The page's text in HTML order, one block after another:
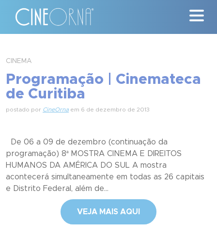
News
#ClássicosCineOrna
Nossa História
Contato
CINEMA
Programação | Cinemateca
de Curitiba
postado por CineOrna em 6 de dezembro de 2013
De 06 a 09 de dezembro (continuação da
programação) 8ª MOSTRA CINEMA E DIREITOS
HUMANOS DA AMÉRICA DO SUL A mostra
acontecerá simultaneamente em todas as 26 capitais
e Distrito Federal, além de...
VEJA MAIS AQUI